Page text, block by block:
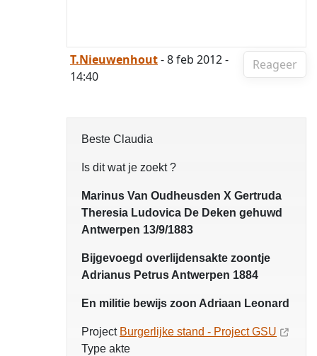
Reageer
T.Nieuwenhout- 8 feb 2012 -
14:40
Beste Claudia
Is dit wat je zoekt ?
Marinus Van Oudheusden X Gertruda
Theresia Ludovica De Deken gehuwd
Antwerpen 13/9/1883
Bijgevoegd overlijdensakte zoontje
Adrianus Petrus Antwerpen 1884
En militie bewijs zoon Adriaan Leonard
Project Burgerlijke stand - Project GSU
Type akte